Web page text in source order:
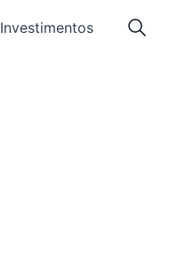
Investimentos